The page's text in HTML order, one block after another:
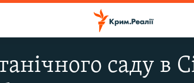
саду в